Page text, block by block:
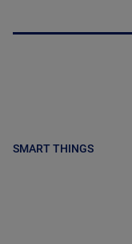
SMART THINGS